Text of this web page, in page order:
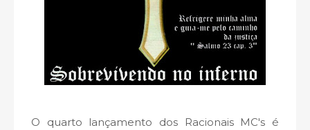
O quarto lançamento dos Racionais MC's é